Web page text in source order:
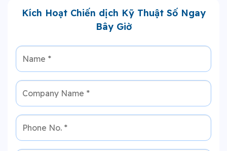
Kích Hoạt Chiến dịch Kỹ Thuật Số Ngay
Bây Giờ